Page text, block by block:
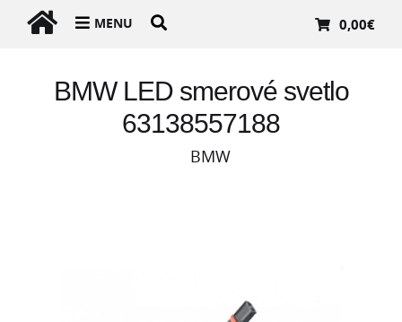
MENU 0,00€
BMW LED smerové svetlo
63138557188
BMW